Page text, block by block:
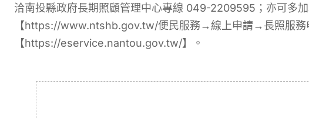
洽南投縣政府長期照顧管理中心專線 049-2209595；亦可多
【https://www.ntshb.gov.tw/便民服務→線上申請→長照服務
【https://eservice.nantou.gov.tw/】。